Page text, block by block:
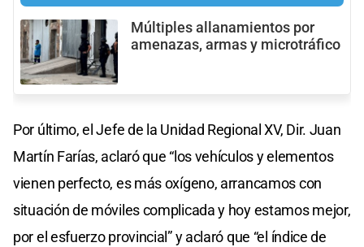
Múltiples allanamientos por
amenazas, armas y microtráfico
Por último, el Jefe de la Unidad Regional XV, Dir. Juan
Martín Farías, aclaró que “los vehículos y elementos
vienen perfecto, es más oxígeno, arrancamos con
situación de móviles complicada y hoy estamos mejor,
por el esfuerzo provincial” y aclaró que “el índice de